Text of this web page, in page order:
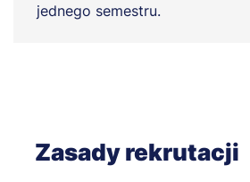
jednego semestru.
Zasady rekrutacji